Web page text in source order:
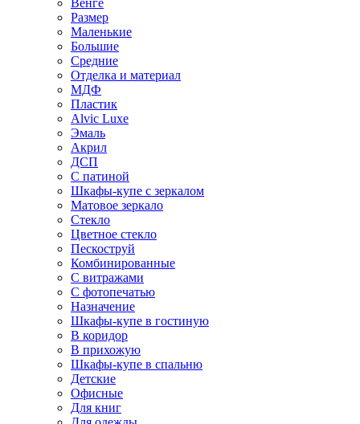
Венге
Размер
Маленькие
Большие
Средние
Отделка и материал
МДФ
Пластик
Alvic Luxe
Эмаль
Акрил
ДСП
С патиной
Шкафы-купе с зеркалом
Матовое зеркало
Стекло
Цветное стекло
Пескоструй
Комбинированные
С витражами
С фотопечатью
Назначение
Шкафы-купе в гостиную
В коридор
В прихожую
Шкафы-купе в спальню
Детские
Офисные
Для книг